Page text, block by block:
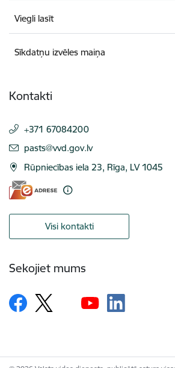
Viegli lasīt
Sīkdatņu izvēles maiņa
Kontakti
+371 67084200
E-pasts:
pasts@vvd.gov.lv
Rūpniecības iela 23, Rīga, LV 1045
Visi kontakti
Sekojiet mums